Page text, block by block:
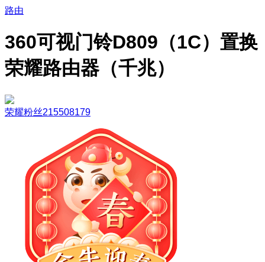
路由
360可视门铃D809（1C）置换
荣耀路由器（千兆）
荣耀粉丝215508179